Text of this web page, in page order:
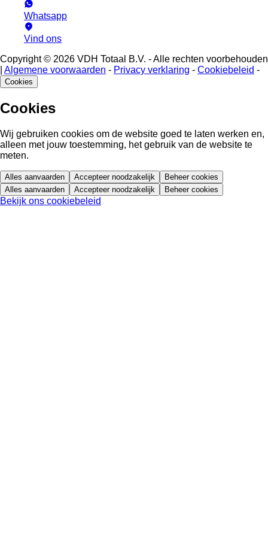
Whatsapp
Vind ons
Copyright © 2026 VDH Totaal B.V. - Alle rechten voorbehouden
Algemene voorwaarden - Privacy verklaring - Cookiebeleid -
Cookies
Cookies
Wij gebruiken cookies om de website goed te laten werken en,
alleen met jouw toestemming, het gebruik van de website te
meten.
Alles aanvaarden Accepteer noodzakelijk
Beheer cookies
Alles aanvaarden
Accepteer noodzakelijk Beheer cookies
Bekijk ons cookiebeleid